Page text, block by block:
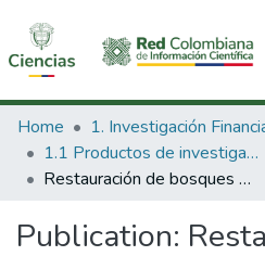
Communities & Collections
All of DSpace
Home
1.1 Productos de investigación
Restauración de bosques montanos en áreas de pastizales abandonados en la cordillera central colombiana.
Publication: